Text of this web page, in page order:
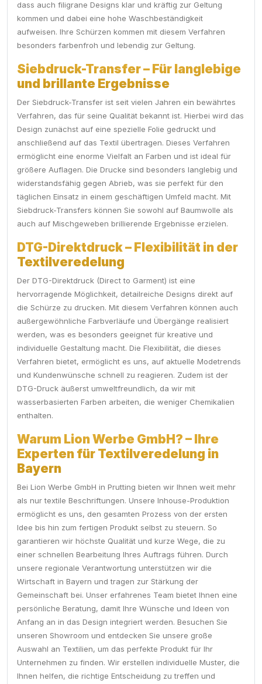
dass auch filigrane Designs klar und kräftig zur Geltung
kommen und dabei eine hohe Waschbeständigkeit
aufweisen. Ihre Schürzen kommen mit diesem Verfahren
besonders farbenfroh und lebendig zur Geltung.
Siebdruck-Transfer – Für langlebige
und brillante Ergebnisse
Der Siebdruck-Transfer ist seit vielen Jahren ein bewährtes
Verfahren, das für seine Qualität bekannt ist. Hierbei wird das
Design zunächst auf eine spezielle Folie gedruckt und
anschließend auf das Textil übertragen. Dieses Verfahren
ermöglicht eine enorme Vielfalt an Farben und ist ideal für
größere Auflagen. Die Drucke sind besonders langlebig und
widerstandsfähig gegen Abrieb, was sie perfekt für den
täglichen Einsatz in einem geschäftigen Umfeld macht. Mit
Siebdruck-Transfers können Sie sowohl auf Baumwolle als
auch auf Mischgeweben brillierende Ergebnisse erzielen.
DTG-Direktdruck – Flexibilität in der
Textilveredelung
Der DTG-Direktdruck (Direct to Garment) ist eine
hervorragende Möglichkeit, detailreiche Designs direkt auf
die Schürze zu drucken. Mit diesem Verfahren können auch
außergewöhnliche Farbverläufe und Übergänge realisiert
werden, was es besonders geeignet für kreative und
individuelle Gestaltung macht. Die Flexibilität, die dieses
Verfahren bietet, ermöglicht es uns, auf aktuelle Modetrends
und Kundenwünsche schnell zu reagieren. Zudem ist der
DTG-Druck äußerst umweltfreundlich, da wir mit
wasserbasierten Farben arbeiten, die weniger Chemikalien
enthalten.
Warum Lion Werbe GmbH? – Ihre
Experten für Textilveredelung in
Bayern
Bei Lion Werbe GmbH in Prutting bieten wir Ihnen weit mehr
als nur textile Beschriftungen. Unsere Inhouse-Produktion
ermöglicht es uns, den gesamten Prozess von der ersten
Idee bis hin zum fertigen Produkt selbst zu steuern. So
garantieren wir höchste Qualität und kurze Wege, die zu
einer schnellen Bearbeitung Ihres Auftrags führen. Durch
unsere regionale Verantwortung unterstützen wir die
Wirtschaft in Bayern und tragen zur Stärkung der
Gemeinschaft bei. Unser erfahrenes Team bietet Ihnen eine
persönliche Beratung, damit Ihre Wünsche und Ideen von
Anfang an in das Design integriert werden. Besuchen Sie
unseren Showroom und entdecken Sie unsere große
Auswahl an Textilien, um das perfekte Produkt für Ihr
Unternehmen zu finden. Wir erstellen individuelle Muster, die
Ihnen helfen, die richtige Entscheidung zu treffen und